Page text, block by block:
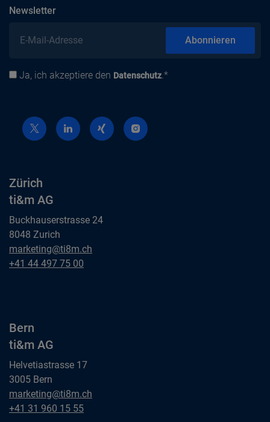
Newsletterabonnieren
E-Mail-Adresse
Datenschutz
Ja, ich akzeptiere den Datenschutz.*
Abonnieren
Zürich
ti&m AG
Buckhauserstrasse 24
8048 Zurich
Zürich
ti&m AG
marketing@ti8m.ch
Zürich
+41 44 497 75 00
Bern
ti&m AG
Helvetiastrasse 17
3005 Bern
Bern
ti&m AG
marketing@ti8m.ch
Bern
+41 31 960 15 55